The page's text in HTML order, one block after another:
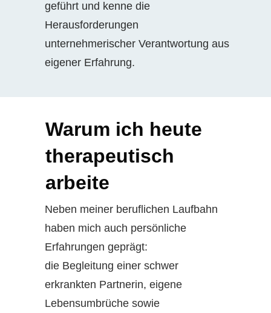
geführt und kenne die
Herausforderungen
unternehmerischer Verantwortung aus
eigener Erfahrung.
Warum ich heute
therapeutisch
arbeite
Neben meiner beruflichen Laufbahn
haben mich auch persönliche
Erfahrungen geprägt:
die Begleitung einer schwer
erkrankten Partnerin, eigene
Lebensumbrüche sowie